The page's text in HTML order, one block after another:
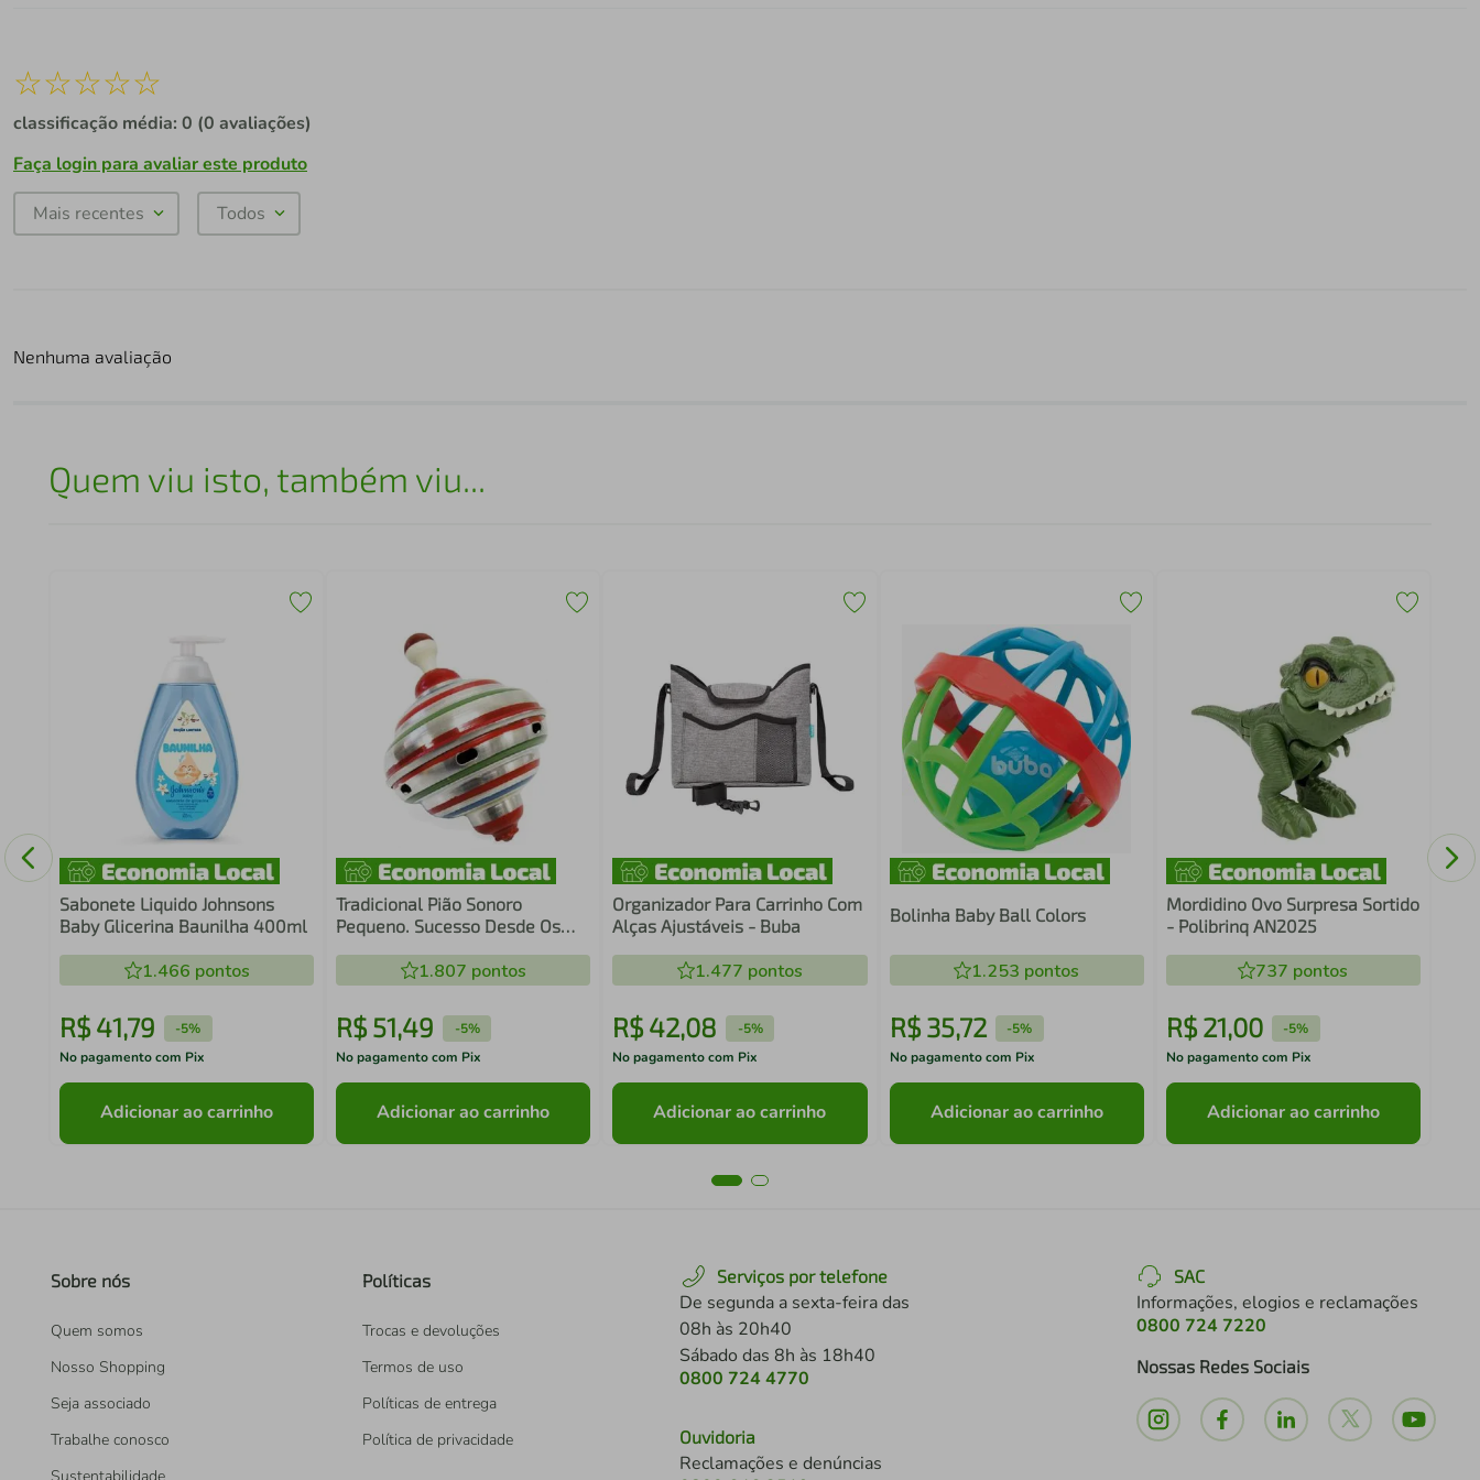
☆☆☆☆☆
classificação média: 0 (0 avaliações)
Faça login para avaliar este produto
Mais recentes Todos
Nenhuma avaliação
Quem viu isto, também viu...
Sabonete Liquido Johnsons
Baby Glicerina Baunilha 400ml
1.466 pontos
R$ 41,79 -5%
No pagamento com Pix
Adicionar ao carrinho
Tradicional Pião Sonoro
Pequeno. Sucesso Desde Os
1.807 pontos
R$ 51,49 -5%
No pagamento com Pix
Adicionar ao carrinho
Organizador Para Carrinho Com
Alças Ajustáveis - Buba
1.477 pontos
R$42,08 -5%
No pagamento com Pix
Adicionar ao carrinho
Bolinha Baby Ball Colors
1.253 pontos
R$ 35,72 -5%
No pagamento com Pix
Adicionar ao carrinho
Mordidino Ovo Surpresa Sortido
- Polibrinq AN2025
737 pontos
R$ 21,00 -5%
No pagamento com Pix
Adicionar ao carrinho
Sobre nós
Quem somos
Nosso Shopping
Seja associado
Trabalhe conosco
Políticas
Trocas e devoluções
Termos de uso
Políticas de entrega
Política de privacidade
Serviços por telefone
De segunda a sexta-feira das
08h às 20h40
Sábado das 8h às 18h40
0800 724 4770
Ouvidoria
Reclamações e denúncias
SAC
Informações, elogios e reclamações
0800 724 7220
Nossas Redes Sociais